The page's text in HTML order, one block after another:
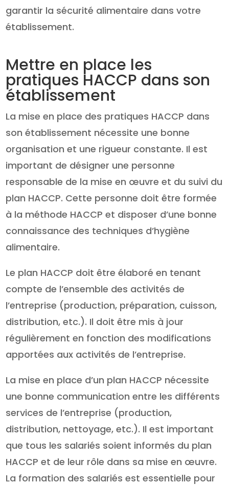
garantir la sécurité alimentaire dans votre
établissement.
Mettre en place les
pratiques HACCP dans son
établissement
La mise en place des pratiques HACCP dans
son établissement nécessite une bonne
organisation et une rigueur constante. Il est
important de désigner une personne
responsable de la mise en œuvre et du suivi du
plan HACCP. Cette personne doit être formée
à la méthode HACCP et disposer d’une bonne
connaissance des techniques d’hygiène
alimentaire.
Le plan HACCP doit être élaboré en tenant
compte de l’ensemble des activités de
l’entreprise (production, préparation, cuisson,
distribution, etc.). Il doit être mis à jour
régulièrement en fonction des modifications
apportées aux activités de l’entreprise.
La mise en place d’un plan HACCP nécessite
une bonne communication entre les différents
services de l’entreprise (production,
distribution, nettoyage, etc.). Il est important
que tous les salariés soient informés du plan
HACCP et de leur rôle dans sa mise en œuvre.
La formation des salariés est essentielle pour